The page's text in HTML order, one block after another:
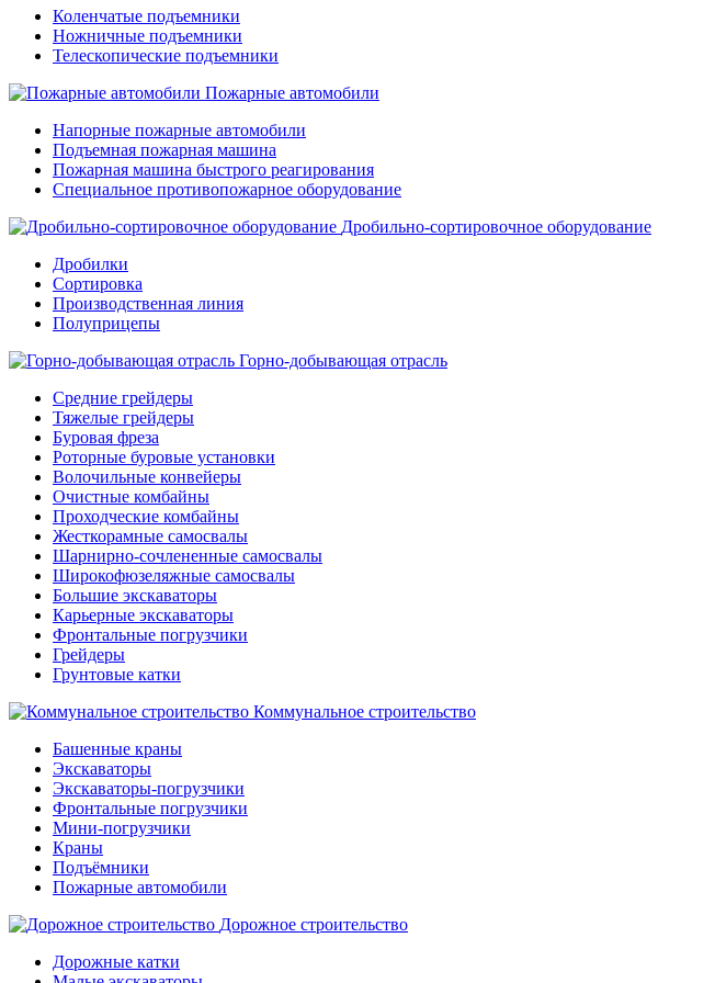
Коленчатые подъемники
Ножничные подъемники
Телескопические подъемники
Пожарные автомобили
Напорные пожарные автомобили
Подъемная пожарная машина
Пожарная машина быстрого реагирования
Специальное противопожарное оборудование
Дробильно-сортировочное оборудование
Дробилки
Сортировка
Производственная линия
Полуприцепы
Горно-добывающая отрасль
Средние грейдеры
Тяжелые грейдеры
Буровая фреза
Роторные буровые установки
Волочильные конвейеры
Очистные комбайны
Проходческие комбайны
Жесткорамные самосвалы
Шарнирно-сочлененные самосвалы
Широкофюзеляжные самосвалы
Большие экскаваторы
Карьерные экскаваторы
Фронтальные погрузчики
Грейдеры
Грунтовые катки
Коммунальное строительство
Башенные краны
Экскаваторы
Экскаваторы-погрузчики
Фронтальные погрузчики
Мини-погрузчики
Краны
Подъёмники
Пожарные автомобили
Дорожное строительство
Дорожные катки